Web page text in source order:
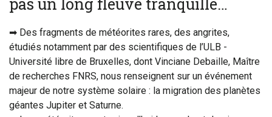
pas un long fleuve tranquille…
➡ Des fragments de météorites rares, des angrites,
étudiés notamment par des scientifiques de l’ULB -
Université libre de Bruxelles, dont Vinciane Debaille, Maître
de recherches FNRS, nous renseignent sur un événement
majeur de notre système solaire : la migration des planètes
géantes Jupiter et Saturne.